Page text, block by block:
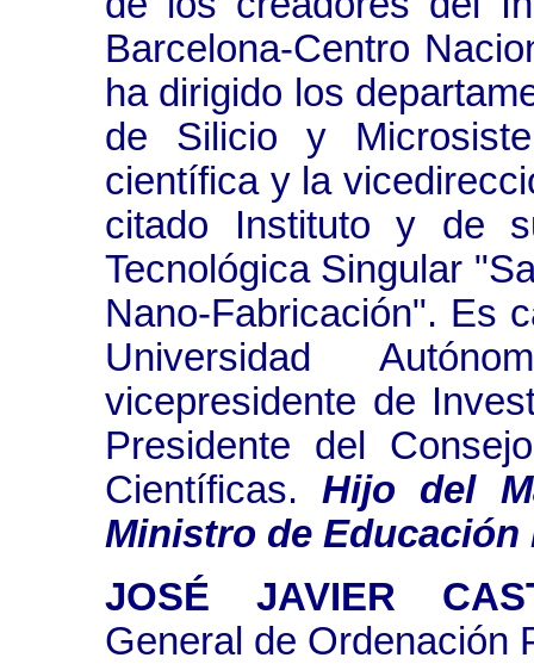
Barcelona-Centro
ha dirigido los
de Silicio y
científica y la
citado Instituto y de
Tecnológica Singular
Nano-Fabricación". Es
Universidad
vicepresidente de
Presidente del
Científicas.Hijo del
Ministro de Educación
JOSÉ JAVIER
General de Ordenación